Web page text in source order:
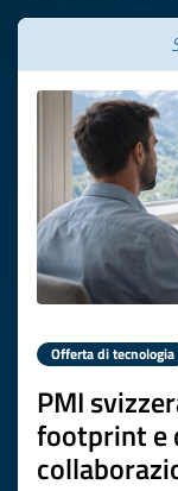
Offerta di tecnologia
PMI
footprint e